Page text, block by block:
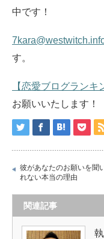
中です！
す。
【恋愛ブログランキ
お願いいたします！
彼があなたのお願いを聞
れない本当の理由
関連記事